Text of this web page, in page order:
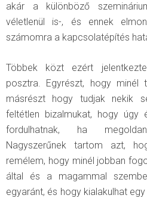
akár a különböző
véletlenül is-, és ennek
számomra a kapcsolatépítés
Többek közt ezért
posztra. Egyrészt, hogy minél
másrészt hogy tudjak nekik
feltétlen bizalmukat, hogy úgy
fordulhatnak, ha
Nagyszerűnek tartom azt,
remélem, hogy minél jobban
által és a magammal
egyaránt, és hogy kialakulhat